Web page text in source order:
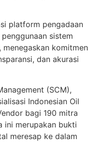
platform pengadaan
sistem
komitmen
dan akurasi
(SCM),
Indonesian Oil
bagi 190 mitra
ini merupakan bukti
meresap ke dalam